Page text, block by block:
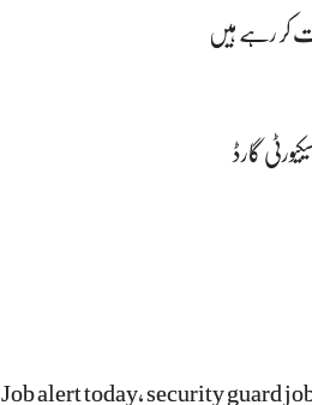
Job alert today, security guard